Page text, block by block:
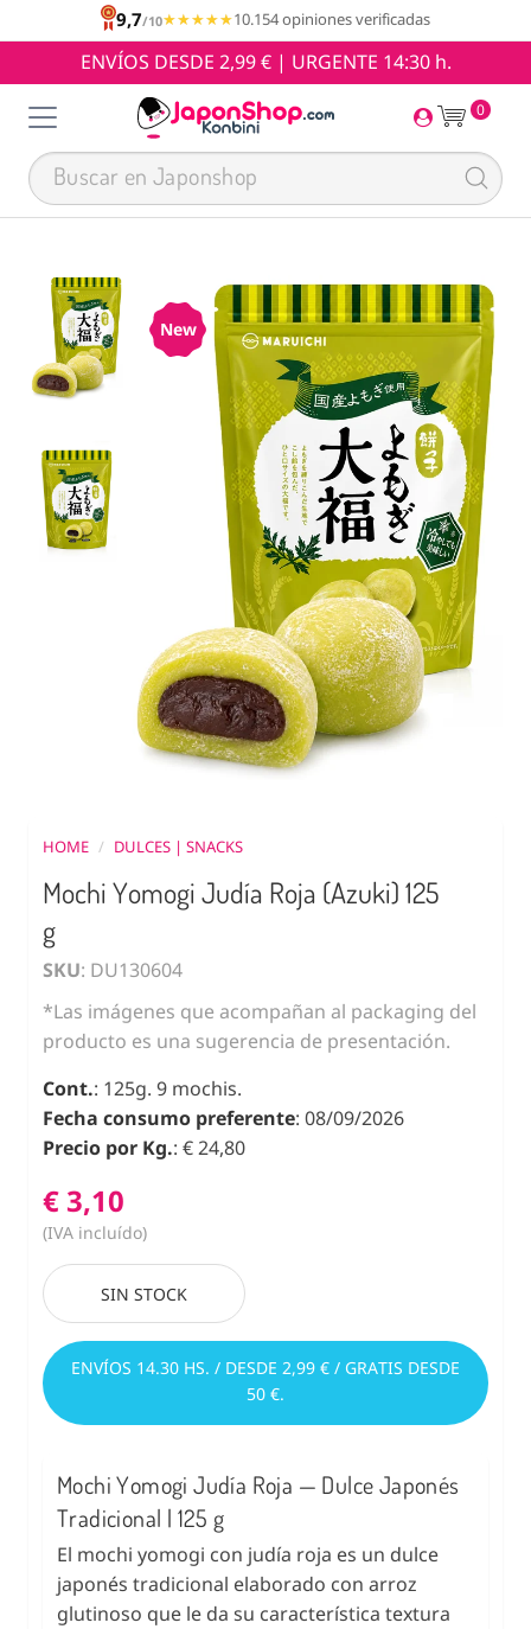
9,7/10★★★★★
★★★★★10.154 opiniones verificadas
ENVÍOS DESDE 2,99 € | URGENTE 14:30 h.
0
New
HOME / DULCES | SNACKS
Mochi Yomogi Judía Roja (Azuki) 125
g
SKU: DU130604
*Las imágenes que acompañan al packaging del
producto es una sugerencia de presentación.
Cont.: 125g. 9 mochis.
Fecha consumo preferente: 08/09/2026
Precio por Kg.: € 24,80
€ 3,10
(IVA incluído)
SIN STOCK
ENVÍOS 14.30 HS. / DESDE 2,99 € / GRATIS DESDE
50 €.
Mochi Yomogi Judía Roja — Dulce Japonés
Tradicional | 125 g
El mochi yomogi con judía roja es un dulce
japonés tradicional elaborado con arroz
glutinoso que le da su característica textura